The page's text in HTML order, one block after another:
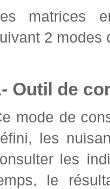
matrices
2 modes
Outil de
mode de
les
les
le